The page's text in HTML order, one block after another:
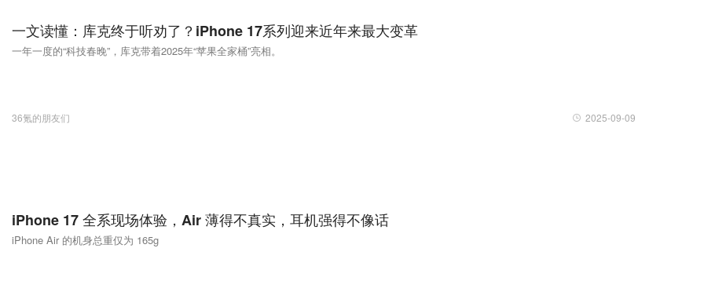
一文读懂：库克终于听劝了？iPhone 17系列迎来近年来最大变革
一年一度的“科技春晚”，库克带着2025年“苹果全家桶”亮相。
36氪的朋友们 2025-09-09
iPhone 17 全系现场体验，Air 薄得不真实，耳机强得不像话
iPhone Air 的机身总重仅为 165g